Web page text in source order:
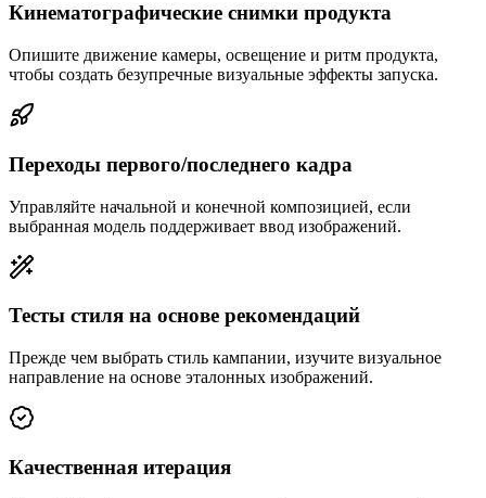
Кинематографические снимки продукта
Опишите движение камеры, освещение и ритм продукта,
чтобы создать безупречные визуальные эффекты запуска.
Переходы первого/последнего кадра
Управляйте начальной и конечной композицией, если
выбранная модель поддерживает ввод изображений.
Тесты стиля на основе рекомендаций
Прежде чем выбрать стиль кампании, изучите визуальное
направление на основе эталонных изображений.
Качественная итерация